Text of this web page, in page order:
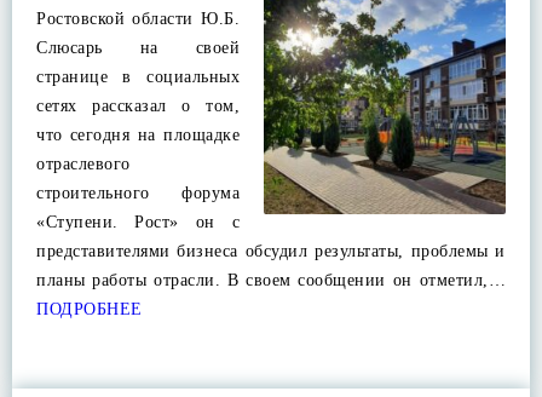
Ростовской области Ю.Б.
Слюсарь на своей
странице в социальных
сетях рассказал о том,
что сегодня на площадке
отраслевого
строительного форума
«Ступени. Рост» он с
представителями бизнеса обсудил результаты, проблемы и
планы работы отрасли. В своем сообщении он отметил,…
ПОДРОБНЕЕ